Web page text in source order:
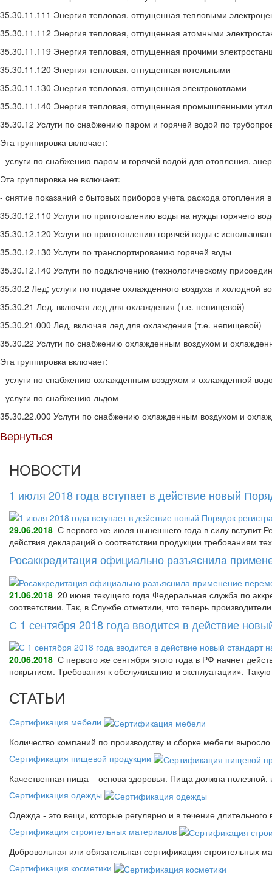
35.30.11.111 Энергия тепловая, отпущенная тепловыми
35.30.11.112 Энергия тепловая, отпущенная атомными
35.30.11.119 Энергия тепловая, отпущенная прочими
35.30.11.120 Энергия тепловая, отпущенная котельными
35.30.11.130 Энергия тепловая, отпущенная электрокотлами
35.30.11.140 Энергия тепловая, отпущенная промышленными
35.30.12 Услуги по снабжению паром и горячей водой по
Эта группировка включает:
- услуги по снабжению паром и горячей водой для отопления,
Эта группировка не включает:
- снятие показаний с бытовых приборов учета расхода
35.30.12.110 Услуги по приготовлению воды на нужды горячего
35.30.12.120 Услуги по приготовлению горячей воды с
35.30.12.130 Услуги по транспортированию горячей воды
35.30.12.140 Услуги по подключению (технологическому
35.30.2 Лед; услуги по подаче охлажденного воздуха и холодной
35.30.21 Лед, включая лед для охлаждения (т.е. непищевой)
35.30.21.000 Лед, включая лед для охлаждения (т.е. непищевой)
35.30.22 Услуги по снабжению охлажденным воздухом и
Эта группировка включает:
- услуги по снабжению охлажденным воздухом и охлажденной
- услуги по снабжению льдом
35.30.22.000 Услуги по снабжению охлажденным воздухом и
Вернуться
НОВОСТИ
1 июля 2018 года вступает в действие новый
29.06.2018 С первого же июля нынешнего года в силу вступит
действия деклараций о соответствии продукции требованиям
Росаккредитация официально разъяснила
21.06.2018 20 июня текущего года Федеральная служба по
соответствии. Так, в Службе отметили, что теперь
С 1 сентября 2018 года вводится в действие
20.06.2018 С первого же сентября этого года в РФ начнет
покрытием. Требования к обслуживанию и эксплуатации».
СТАТЬИ
Сертификация мебели
Количество компаний по производству и сборке мебели
Сертификация пищевой продукции
Качественная пища – основа здоровья. Пища должна
Сертификация одежды
Одежда - это вещи, которые регулярно и в течение
Сертификация строительных материалов
Добровольная или обязательная сертификация строительных
Сертификация косметики